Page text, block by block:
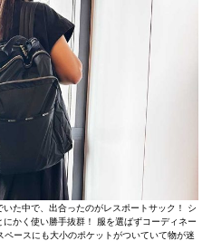
いた中で、出合ったのがレスポートサック！ シ
かく使い勝手抜群！ 服を選ばずコーディネー
ースにも大小のポケットがついていて物が迷